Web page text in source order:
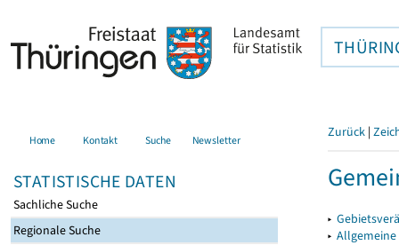
Home Kontakt Suche Newsletter
STATISTISCHE DATEN
Sachliche Suche
Regionale Suche
Zurück |
▸
▸